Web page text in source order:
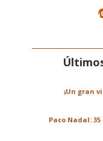
¡Un gran
Paco Nadal: